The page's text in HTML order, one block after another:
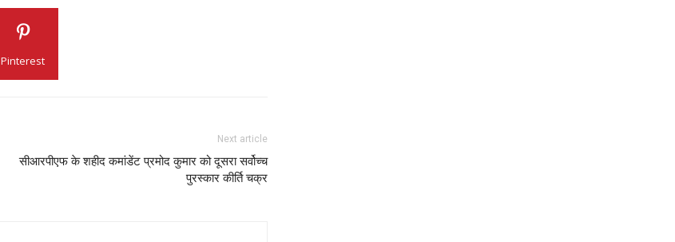
Pinterest
Next article
सीआरपीएफ के शहीद कमांडेंट प्रमोद कुमार को दूसरा सर्वोच्च
पुरस्कार कीर्ति चक्र